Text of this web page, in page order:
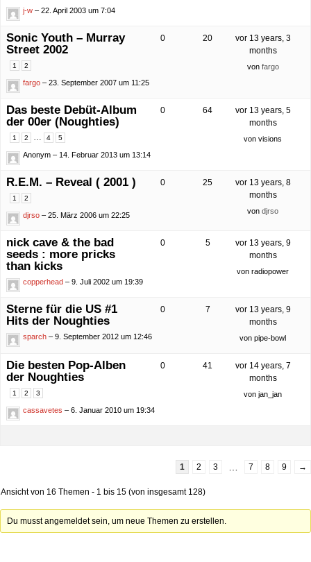
j-w – 22. April 2003 um 7:04
Sonic Youth – Murray
Street 2002
1 2
fargo – 23. September 2007 um 11:25
0 20
vor 13 years, 3
months
von fargo
Das beste Debüt-Album
der 00er (Noughties)
1 2 … 4 5
Anonym – 14. Februar 2013 um 13:14
0 64
vor 13 years, 5
months
vonvisions
R.E.M. – Reveal ( 2001 )
1 2
djrso – 25. März 2006 um 22:25
0 25
vor 13 years, 8
months
vondjrso
nick cave & the bad
seeds : more pricks
than kicks
copperhead – 9. Juli 2002 um 19:39
0 5
vor 13 years, 9
months
vonradiopower
Sterne für die US #1
Hits der Noughties
sparch – 9. September 2012 um 12:46
0 7
vor 13 years, 9
months
vonpipe-bowl
Die besten Pop-Alben
der Noughties
1 2 3
cassavetes – 6. Januar 2010 um 19:34
0 41
vor 14 years, 7
months
vonjan_jan
1 2 3 7 8 9 →
Ansicht von 16 Themen - 1 bis 15 (von insgesamt 128)
Du musst angemeldet sein, um neue Themen zu erstellen.